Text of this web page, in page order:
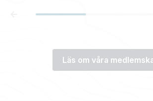
Läs om våra